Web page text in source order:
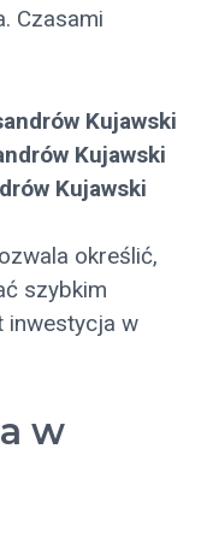
Czasami
Kujawski
Kujawski
Kujawski
określić,
szybkim
inwestycja w
w